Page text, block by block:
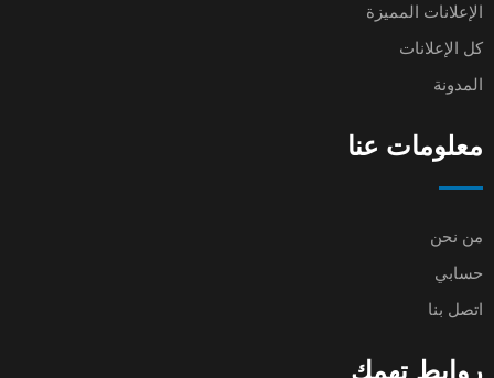
الإعلانات المميزة
كل الإعلانات
المدونة
معلومات عنا
من نحن
حسابي
اتصل بنا
روابط تهمك